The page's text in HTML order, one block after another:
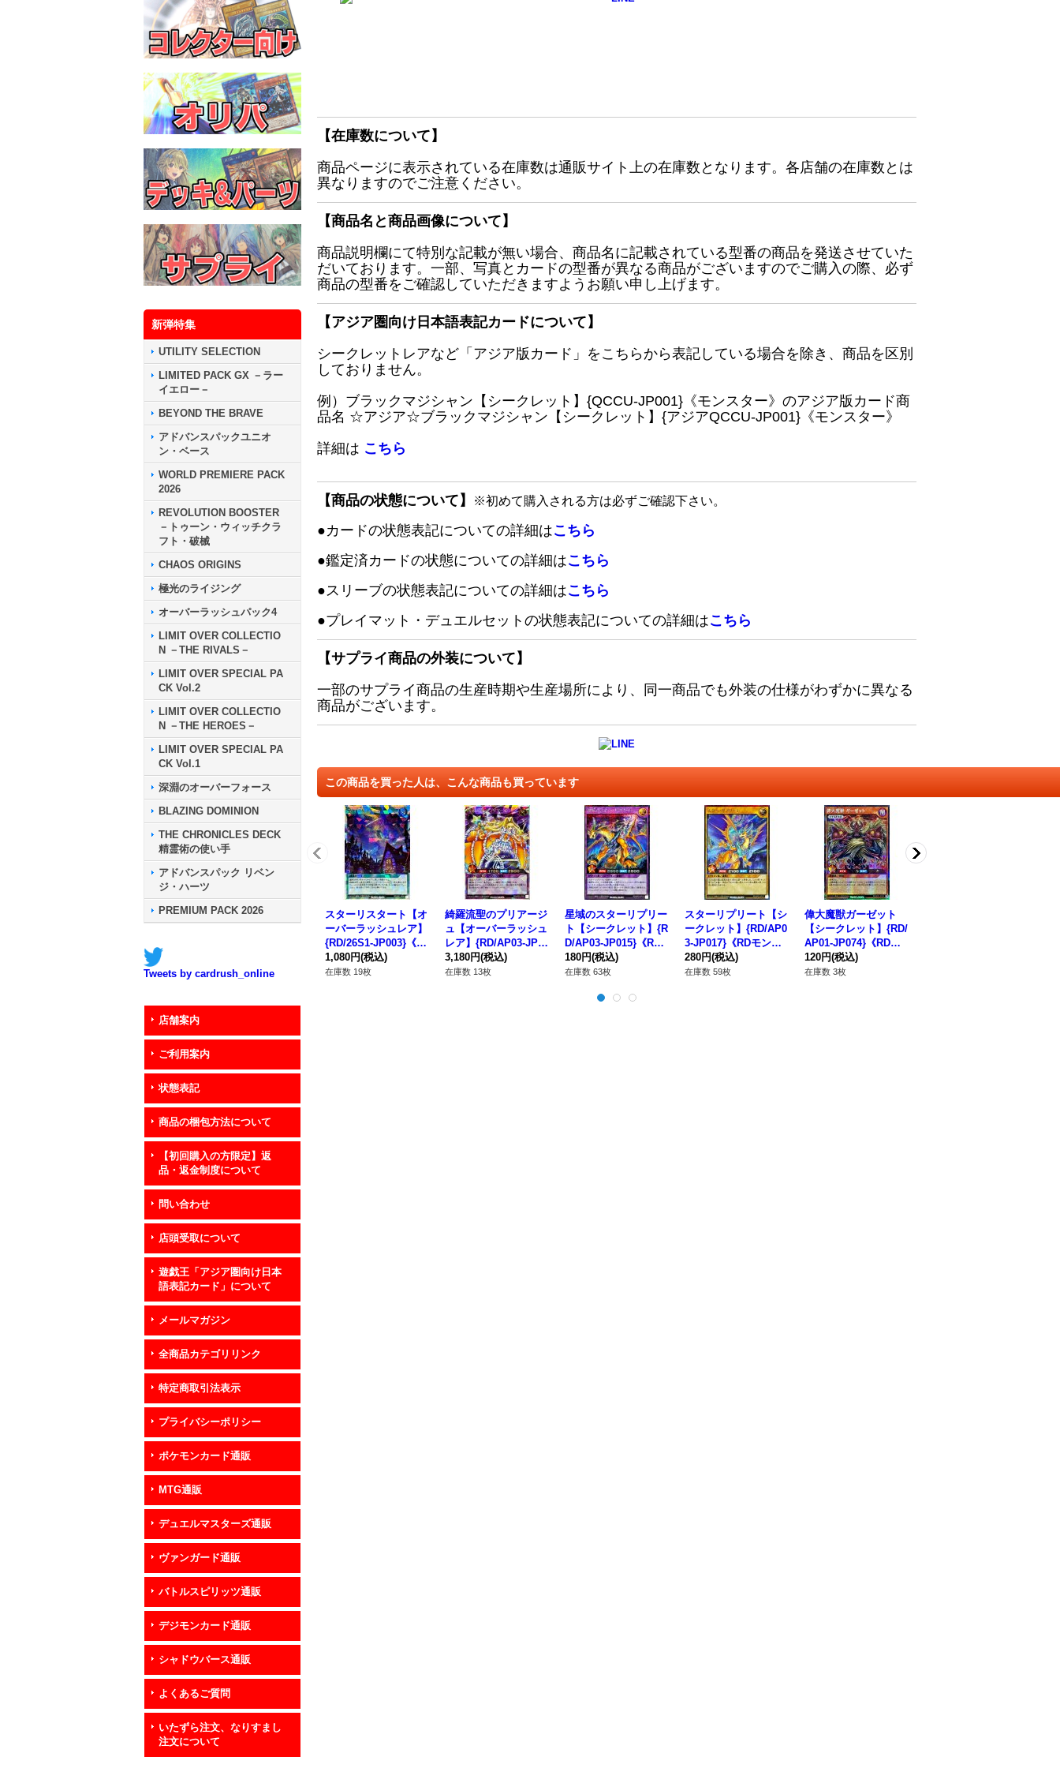
新弾特集
UTILITY SELECTION
LIMITED PACK GX －ラー
イエロー－
BEYOND THE BRAVE
アドバンスパックユニオ
ン・ベース
WORLD PREMIERE PACK
2026
REVOLUTION BOOSTER
－トゥーン・ウィッチクラ
フト・破械
CHAOS ORIGINS
極光のライジング
オーバーラッシュパック4
LIMIT OVER COLLECTIO
N －THE RIVALS－
LIMIT OVER SPECIAL PA
CK Vol.2
LIMIT OVER COLLECTIO
N －THE HEROES－
LIMIT OVER SPECIAL PA
CK Vol.1
深淵のオーバーフォース
BLAZING DOMINION
THE CHRONICLES DECK
精霊術の使い手
アドバンスパック リベン
ジ・ハーツ
PREMIUM PACK 2026
Tweets by cardrush_online
店舗案内
ご利用案内
状態表記
商品の梱包方法について
【初回購入の方限定】返
品・返金制度について
問い合わせ
店頭受取について
遊戯王「アジア圏向け日本
語表記カード」について
メールマガジン
全商品カテゴリリンク
特定商取引法表示
プライバシーポリシー
ポケモンカード通販
MTG通販
デュエルマスターズ通販
ヴァンガード通販
バトルスピリッツ通販
デジモンカード通販
シャドウバース通販
よくあるご質問
いたずら注文、なりすまし
注文について
【在庫数について】
商品ページに表示されている在庫数は通販サイト上の在庫数となります。各店舗の在庫数とは
異なりますのでご注意ください。
【商品名と商品画像について】
商品説明欄にて特別な記載が無い場合、商品名に記載されている型番の商品を発送させていた
だいております。一部、写真とカードの型番が異なる商品がございますのでご購入の際、必ず
商品の型番をご確認していただきますようお願い申し上げます。
【アジア圏向け日本語表記カードについて】
シークレットレアなど「アジア版カード」をこちらから表記している場合を除き、商品を区別
しておりません。
例）ブラックマジシャン【シークレット】{QCCU-JP001}《モンスター》のアジア版カード商
品名 ☆アジア☆ブラックマジシャン【シークレット】{アジアQCCU-JP001}《モンスター》
詳細は こちら
【商品の状態について】 ※初めて購入される方は必ずご確認下さい。
●カードの状態表記についての詳細はこちら
●鑑定済カードの状態についての詳細はこちら
●スリーブの状態表記についての詳細はこちら
●プレイマット・デュエルセットの状態表記についての詳細はこちら
【サプライ商品の外装について】
一部のサプライ商品の生産時期や生産場所により、同一商品でも外装の仕様がわずかに異なる
商品がございます。
この商品を買った人は、こんな商品も買っています
スターリスタート【オ
ーバーラッシュレア】
{RD/26S1-JP003}《R
D魔法》
1,080円(税込)
在庫数 19枚
綺羅流聖のプリアージ
ュ【オーバーラッシュ
レア】{RD/AP03-JP06
0}《RDモンスター》
3,180円(税込)
在庫数 13枚
星域のスターリプリー
ト【シークレット】{R
D/AP03-JP015}《RD
フュージョン》
180円(税込)
在庫数 63枚
スターリプリート【シ
ークレット】{RD/AP0
3-JP017}《RDモンス
ター》
280円(税込)
在庫数 59枚
偉大魔獣ガーゼット
【シークレット】{RD/
AP01-JP074}《RDモ
ンスター》
120円(税込)
在庫数 3枚